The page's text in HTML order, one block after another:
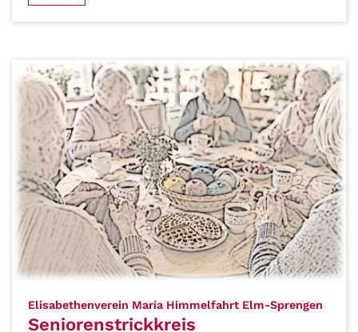
Elisabethenverein Maria Himmelfahrt Elm-Sprengen
Seniorenstrickkreis